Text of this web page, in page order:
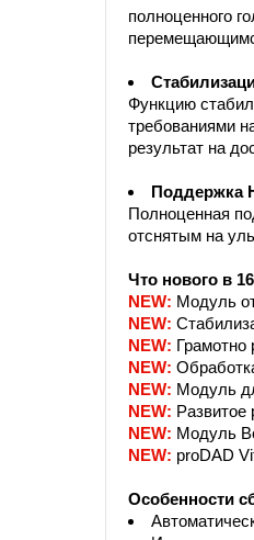
полноценного
Функцию
требованиями
результат на
Поддержка
Полноценная
отснятым на
Что нового в
NEW: Модуль
NEW:
NEW: Грамотно
NEW:
NEW: Модуль
NEW: Развитое
NEW: Модуль
NEW: proDAD
Особенности